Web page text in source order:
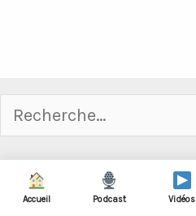
Rechercher :
Accueil Podcast Vidéos